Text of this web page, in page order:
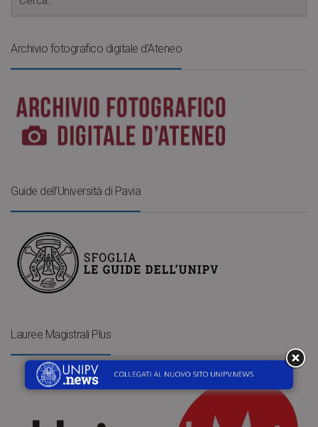
Archivio fotografico digitale d’Ateneo
Guide dell’Università di Pavia
Lauree Magistrali Plus